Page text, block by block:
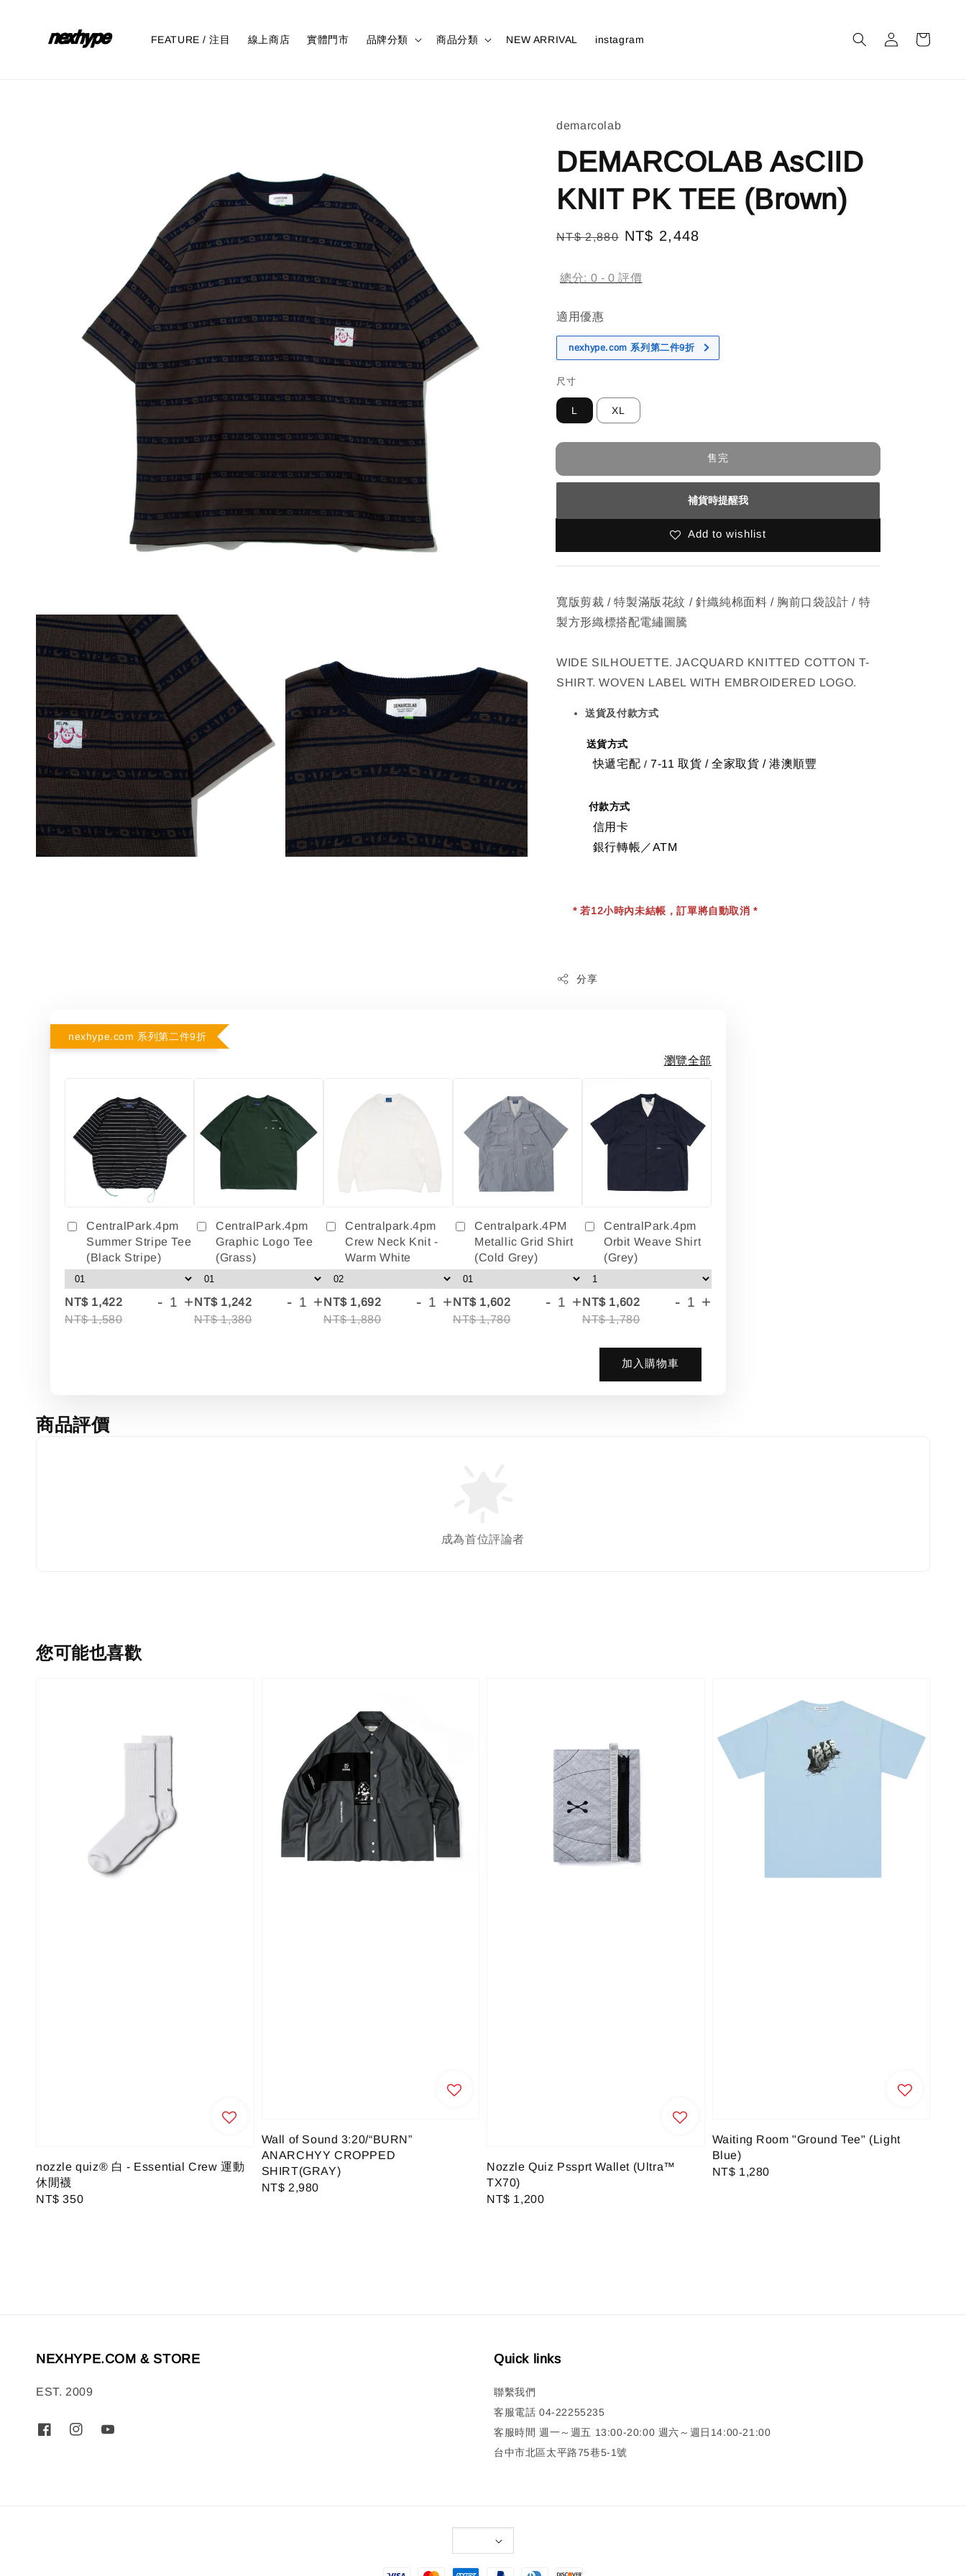
FEATURE / 注目 線上商店 實體門市 品牌分類 商品分類 NEW ARRIVAL instagram
demarcolab
DEMARCOLAB AsCIID
KNIT PK TEE (Brown)
Regular
NT$ 2,880 Sale
NT$ 2,448
總分: 0 -0 評價
適用優惠
nexhype.com 系列第二件9折
尺寸
L XL
售完
補貨時提醒我
Add to wishlist
寬版剪裁 / 特製滿版花紋 / 針織純棉⾯料 / 胸前⼝袋設計 / 特
製⽅形織標搭配電繡圖騰
WIDE SILHOUETTE. JACQUARD KNITTED COTTON T-
SHIRT. WOVEN LABEL WITH EMBROIDERED LOGO.
送貨及付款方式
送貨方式
快遞宅配 / 7-11 取貨 /全家取貨 / 港澳順豐
付款方式
信用卡
銀行轉帳／ATM
* 若12小時內未結帳，訂單將自動取消 *
分享
nexhype.com 系列第二件9折
瀏覽全部
CentralPark.4pm
Summer Stripe Tee
(Black Stripe)
NT$ 1,422
NT$ 1,580
- +
CentralPark.4pm
Graphic Logo Tee
(Grass)
NT$ 1,242
NT$ 1,380
- +
Centralpark.4pm
Crew Neck Knit -
Warm White
NT$ 1,692
NT$ 1,880
- +
Centralpark.4PM
Metallic Grid Shirt
(Cold Grey)
NT$ 1,602
NT$ 1,780
- +
CentralPark.4pm
Orbit Weave Shirt
(Grey)
NT$ 1,602
NT$ 1,780
- +
加入購物車
商品評價
成為首位評論者
您可能也喜歡
nozzle quiz® 白 - Essential Crew 運動
休閒襪
Regular
NT$ 350
Wall of Sound 3:20/“BURN”
ANARCHYY CROPPED
SHIRT(GRAY)
Regular
NT$ 2,980
Nozzle Quiz Pssprt Wallet (Ultra™
TX70)
Regular
NT$ 1,200
Waiting Room "Ground Tee" (Light
Blue)
Regular
NT$ 1,280
NEXHYPE.COM & STORE
EST. 2009
Quick links
聯繫我們
客服電話 04-22255235
客服時間 週一～週五 13:00-20:00 週六～週日14:00-21:00
台中市北區太平路75巷5-1號